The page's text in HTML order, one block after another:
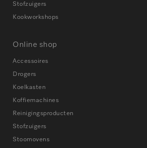
Stofzuigers
Kookworkshops
Online shop
Accessoires
Drogers
Koelkasten
Koffiemachines
Reinigingsproducten
Stofzuigers
Stoomovens